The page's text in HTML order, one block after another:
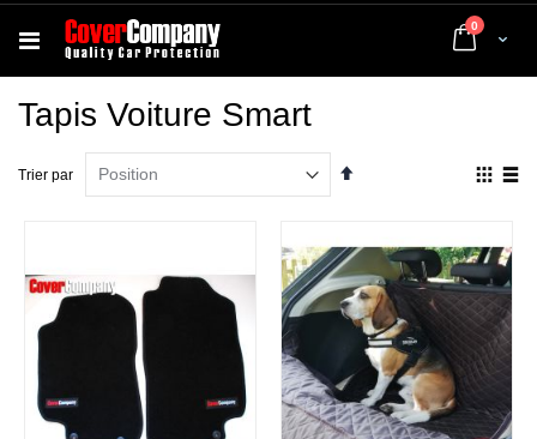
Cart
0 articles
Tapis Voiture Smart
Trier par
Par